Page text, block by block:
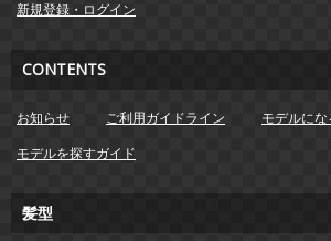
新規登録・ログイン
CONTENTS
お知らせ ご利用ガイドライン モデルにな
モデルを探すガイド
髪型